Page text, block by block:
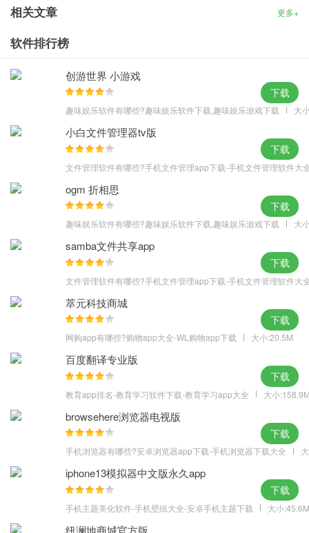
每篇文章阅读完成之后，会根据文章单词数据和您的阅读时间智能
【收藏功能】
以更好地阅读学习。
·类型多样，自由选择
·发现多多，精品应用
v6.8.729版本
优化文章阅读页面播放器，优化视频资源，优先展示视频头条
修复一些崩溃及一些bug，优化用户体验；
增加公众号列表，可以跳转微信公众号，打通新闻学习资源；
文章分享微信好友点击打开英语阅读小程序，打通学习资源，方便
v6.2.1013 版本
包括头条，校园，娱乐，科技，体育，职场，经济，文化，生活，
大国崛起等模块。
相关文章 更多+
软件排行榜
创游世界 小游戏
趣味娱乐软件有哪些?趣味娱乐软件下载,趣味娱乐游戏下载 大
下载
小白文件管理器tv版
文件管理软件有哪些?手机文件管理app下载-手机文件管理软件大
下载
ogm 折相思
趣味娱乐软件有哪些?趣味娱乐软件下载,趣味娱乐游戏下载 大
下载
samba文件共享app
文件管理软件有哪些?手机文件管理app下载-手机文件管理软件大
下载
萃元科技商城
网购app有哪些?购物app大全-WL购物app下载 大小:20.5M
下载
百度翻译专业版
教育app排名-教育学习软件下载-教育学习app大全 大小
下载
browsehere浏览器电视版
手机浏览器有哪些?安卓浏览器app下载-手机浏览器下载大全
下载
iphone13模拟器中文版永久app
手机主题美化软件-手机壁纸大全-安卓手机主题下载 大小:45.6M
下载
纽澜地商城官方版